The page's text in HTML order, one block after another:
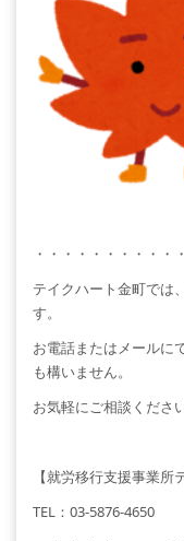
・・・・・・・・・・
テイクハート金町では
す。
お電話またはメールに
も構いません。
お気軽にご相談くださ
【就労移行支援事業所
TEL ： 03-5876-4650